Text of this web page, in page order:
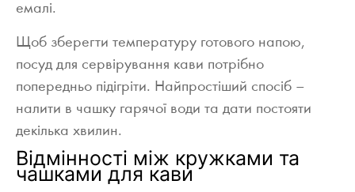
емалі.
Щоб зберегти температуру готового напою,
посуд для сервірування кави потрібно
попередньо підігріти. Найпростіший спосіб –
налити в чашку гарячої води та дати постояти
декілька хвилин.
Відмінності між кружками та
чашками для кави